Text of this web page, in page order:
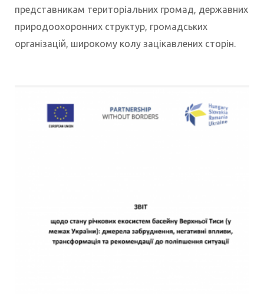
представникам територіальних громад, державних
природоохоронних структур, громадських
організацій, широкому колу зацікавлених сторін.